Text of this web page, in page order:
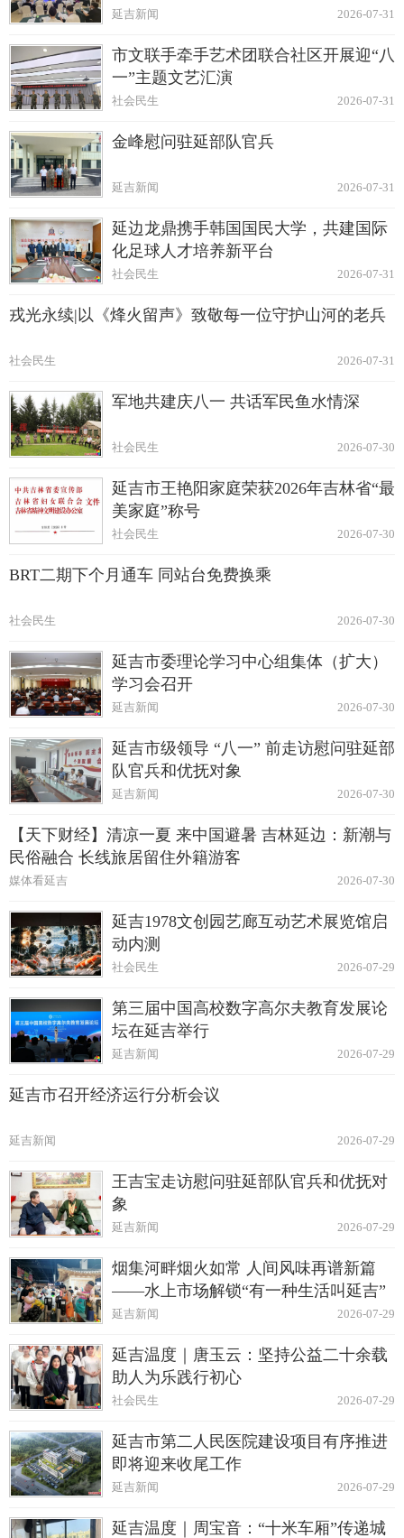
2026-07-31
延吉新闻
市文联手牵手艺术团联合社区开展迎“八
一”主题文艺汇演
2026-07-31
社会民生
金峰慰问驻延部队官兵
2026-07-31
延吉新闻
延边龙鼎携手韩国国民大学，共建国际
化足球人才培养新平台
2026-07-31
社会民生
戎光永续|以《烽火留声》致敬每一位守护山河的老兵
2026-07-31
社会民生
军地共建庆八一 共话军民鱼水情深
2026-07-30
社会民生
延吉市王艳阳家庭荣获2026年吉林省“最
美家庭”称号
2026-07-30
社会民生
BRT二期下个月通车 同站台免费换乘
2026-07-30
社会民生
延吉市委理论学习中心组集体（扩大）
学习会召开
2026-07-30
延吉新闻
延吉市级领导 “八一” 前走访慰问驻延部
队官兵和优抚对象
2026-07-30
延吉新闻
【天下财经】清凉一夏 来中国避暑 吉林延边：新潮与
民俗融合 长线旅居留住外籍游客
2026-07-30
媒体看延吉
延吉1978文创园艺廊互动艺术展览馆启
动内测
2026-07-29
社会民生
第三届中国高校数字高尔夫教育发展论
坛在延吉举行
2026-07-29
延吉新闻
延吉市召开经济运行分析会议
2026-07-29
延吉新闻
王吉宝走访慰问驻延部队官兵和优抚对
象
2026-07-29
延吉新闻
烟集河畔烟火如常 人间风味再谱新篇
——水上市场解锁“有一种生活叫延吉”
2026-07-29
延吉新闻
延吉温度｜唐玉云：坚持公益二十余载
助人为乐践行初心
2026-07-29
社会民生
延吉市第二人民医院建设项目有序推进
即将迎来收尾工作
2026-07-29
延吉新闻
延吉温度｜周宝音：“十米车厢”传递城